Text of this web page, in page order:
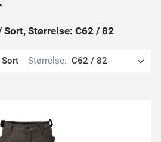
Størrelse: C62 / 82
Størrelse: C62 / 82